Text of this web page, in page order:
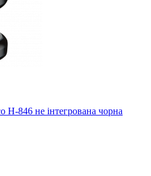
H-846 не інтегрована чорна